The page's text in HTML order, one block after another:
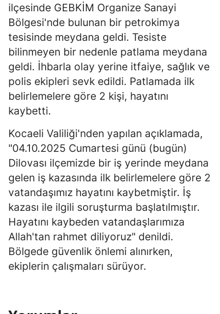
Gaziantep
Giresun
Gümüşhane
Hakkari
Hatay
Mersin
İstanbul
İzmir
Kars
Kastamonu
Kayseri
Kırklareli
ilçesinde GEBKİM Organize Sanayi
Bölgesi'nde bulunan bir petrokimya
tesisinde meydana geldi. Tesiste
bilinmeyen bir nedenle patlama meydana
geldi. İhbarla olay yerine itfaiye, sağlık ve
polis ekipleri sevk edildi. Patlamada ilk
belirlemelere göre 2 kişi, hayatını
kaybetti.
Kocaeli Valiliği'nden yapılan açıklamada,
"04.10.2025 Cumartesi günü (bugün)
Dilovası ilçemizde bir iş yerinde meydana
gelen iş kazasında ilk belirlemelere göre 2
vatandaşımız hayatını kaybetmiştir. İş
kazası ile ilgili soruşturma başlatılmıştır.
Hayatını kaybeden vatandaşlarımıza
Allah'tan rahmet diliyoruz" denildi.
Bölgede güvenlik önlemi alınırken,
ekiplerin çalışmaları sürüyor.